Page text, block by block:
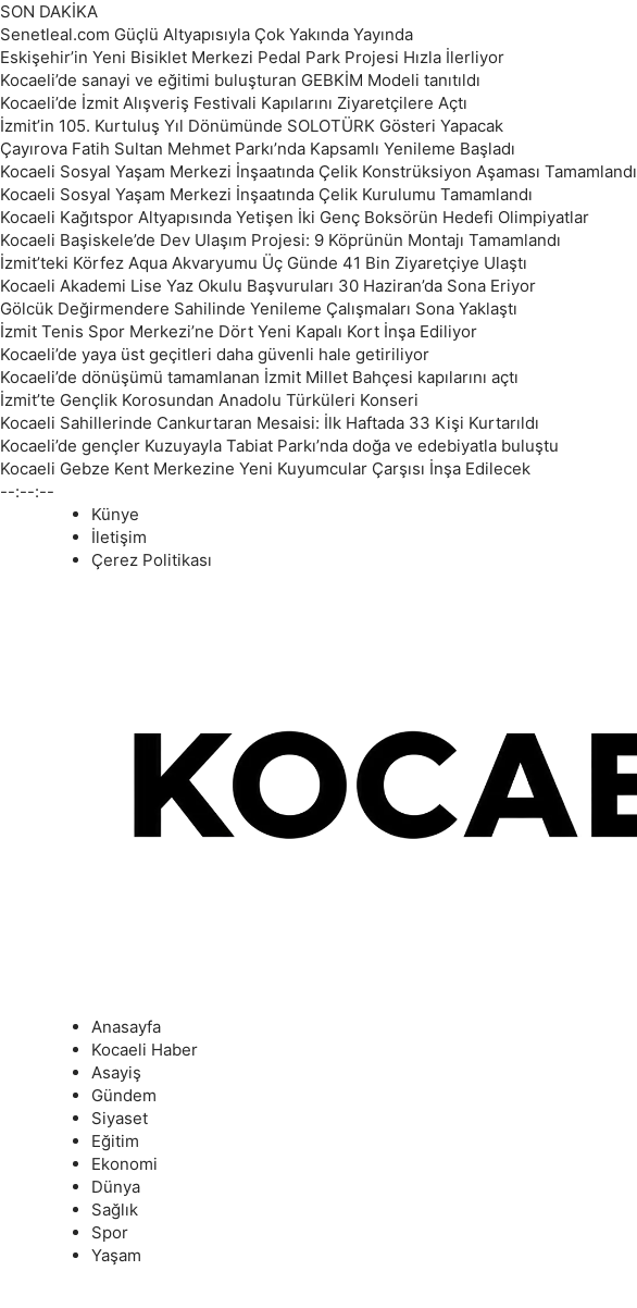
SON DAKİKA
Senetleal.com Güçlü Altyapısıyla Çok Yakında Yayında
Eskişehir’in Yeni Bisiklet Merkezi Pedal Park Projesi Hızla İlerliyor
Kocaeli’de sanayi ve eğitimi buluşturan GEBKİM Modeli tanıtıldı
Kocaeli’de İzmit Alışveriş Festivali Kapılarını Ziyaretçilere Açtı
İzmit’in 105. Kurtuluş Yıl Dönümünde SOLOTÜRK Gösteri Yapacak
Çayırova Fatih Sultan Mehmet Parkı’nda Kapsamlı Yenileme Başladı
Kocaeli Sosyal Yaşam Merkezi İnşaatında Çelik Konstrüksiyon Aşaması Tamamlandı
Kocaeli Sosyal Yaşam Merkezi İnşaatında Çelik Kurulumu Tamamlandı
Kocaeli Kağıtspor Altyapısında Yetişen İki Genç Boksörün Hedefi Olimpiyatlar
Kocaeli Başiskele’de Dev Ulaşım Projesi: 9 Köprünün Montajı Tamamlandı
İzmit’teki Körfez Aqua Akvaryumu Üç Günde 41 Bin Ziyaretçiye Ulaştı
Kocaeli Akademi Lise Yaz Okulu Başvuruları 30 Haziran’da Sona Eriyor
Gölcük Değirmendere Sahilinde Yenileme Çalışmaları Sona Yaklaştı
İzmit Tenis Spor Merkezi’ne Dört Yeni Kapalı Kort İnşa Ediliyor
Kocaeli’de yaya üst geçitleri daha güvenli hale getiriliyor
Kocaeli’de dönüşümü tamamlanan İzmit Millet Bahçesi kapılarını açtı
İzmit’te Gençlik Korosundan Anadolu Türküleri Konseri
Kocaeli Sahillerinde Cankurtaran Mesaisi: İlk Haftada 33 Kişi Kurtarıldı
Kocaeli’de gençler Kuzuyayla Tabiat Parkı’nda doğa ve edebiyatla buluştu
Kocaeli Gebze Kent Merkezine Yeni Kuyumcular Çarşısı İnşa Edilecek
--:--:--
Künye
İletişim
Çerez Politikası
Anasayfa
Kocaeli Haber
Asayiş
Gündem
Siyaset
Eğitim
Ekonomi
Dünya
Sağlık
Spor
Yaşam